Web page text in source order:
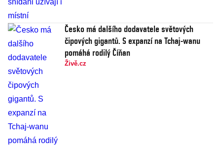
Česko má dalšího dodavatele světových
čipových gigantů. S expanzí na Tchaj-wanu
pomáhá rodilý Číňan
Živě.cz